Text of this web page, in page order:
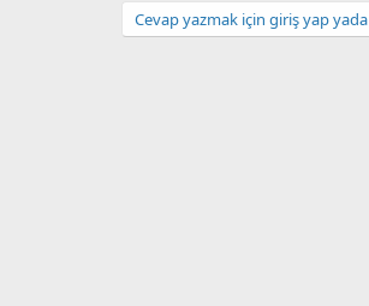
Cevap yazmak için giriş yap